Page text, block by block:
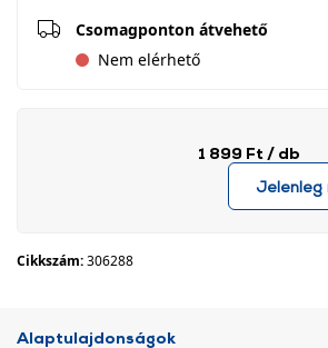
Csomagponton átvehető
Nem elérhető
1 899 Ft / db
Jelenleg
Cikkszám:306288
Alaptulajdonságok